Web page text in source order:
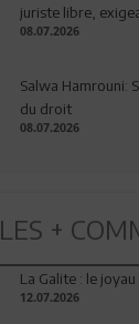
juriste libre,
08.07.2026
Salwa Hamrouni:
du droit
08.07.2026
LES +
La Galite : le
12.07.2026